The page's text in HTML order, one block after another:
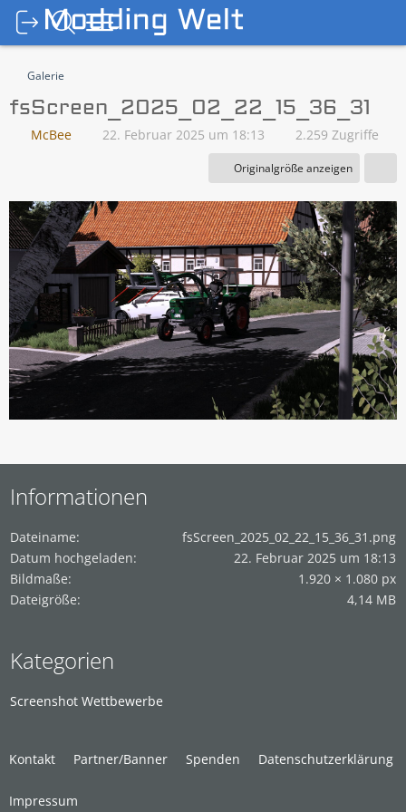
Galerie
fsScreen_2025_02_22_15_36_31
McBee 22. Februar 2025 um 18:13 2.259 Zugriffe
Originalgröße anzeigen
Informationen
Dateiname
fsScreen_2025_02_22_15_36_31.png
Datum hochgeladen
22. Februar 2025 um 18:13
Bildmaße
1.920 × 1.080 px
Dateigröße
4,14 MB
Kategorien
Screenshot Wettbewerbe
Kontakt Partner/Banner Spenden Datenschutzerklärung
Impressum